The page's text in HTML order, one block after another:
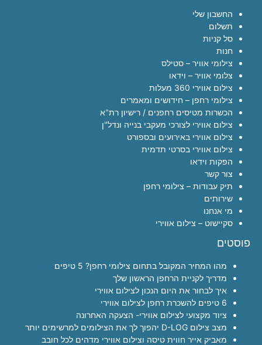
החשבון שלי
תשלום
סל קניות
חנות
צילומי אוויר – סטילס
צלומי אוויר – וידאו
צילום אווירי 360 מעלות
צילומי רחפן – חידושים ומאמרים
הכשרות מטיסים רחפנים / רישיון רת"א
צילום אווירי לצורכי מעקבי בנייה ונדל"ן
צילום אווירי באירועים ובספורט
צילום אווירי בסרטי תדמית
הפקות וידאו
צור קשר
תיק עבודות – צילומי רחפן
שירותים
מי אנחנו
סקיישוט – צילום אווירי
פוסטים
מהו המחיר המקובל בתחום צילומי רחפן? 5 טיפים
מדריך לקניית הרחפן הראשון שלך
איך לבחור את היום הנכון לצילום אווירי
6 טיפים להשכרת רחפן לצילום אווירי
ציוד מקצועי לצילום אווירי- הצעקה האחרונה
מצב צילום D-LOG יהפוך לך את הצילומים למרשימים יותר
מאביק אייר חווית טיסה וצילום אווירי מדהים לכל חובב